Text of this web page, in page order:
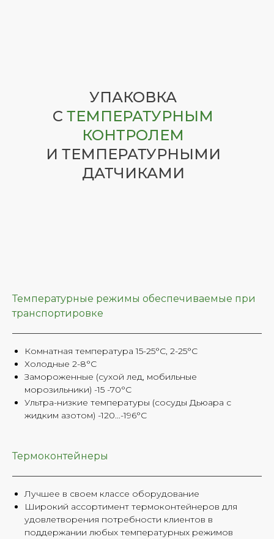
УПАКОВКА
С ТЕМПЕРАТУРНЫМ
КОНТРОЛЕМ
И ТЕМПЕРАТУРНЫМИ
ДАТЧИКАМИ
Температурные режимы обеспечиваемые при
транспортировке
Комнатная температура 15-25°C, 2-25°C
Холодные 2-8°C
Замороженные (сухой лед, мобильные
морозильники) -15 -70°C
Ультра-низкие температуры (сосуды Дьюара с
жидким азотом) -120...-196°C
Термоконтейнеры
Лучшее в своем классе оборудование
Широкий ассортимент термоконтейнеров для
удовлетворения потребности клиентов в
поддержании любых температурных режимов